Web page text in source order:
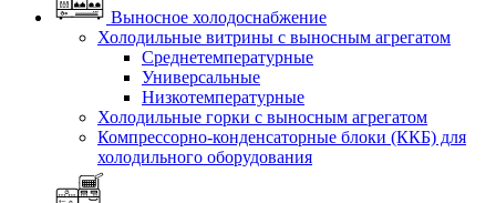
Выносное холодоснабжение
Холодильные витрины с выносным агрегатом
Среднетемпературные
Универсальные
Низкотемпературные
Холодильные горки с выносным агрегатом
Компрессорно-конденсаторные блоки (ККБ) для
холодильного оборудования